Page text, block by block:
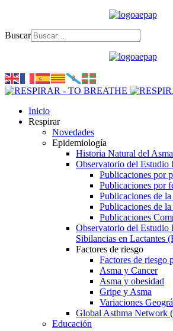
Buscar
Inicio
Respirar
Novedades
Epidemiología
Historia Natural del Asma
Observatorio del
Publicaciones por
Publicaciones por
Publicaciones de la
Publicaciones de la
Publicaciones
Observatorio del Estudio
Sibilancias en Lactantes
Factores de riesgo
Factores de riesgo
Asma y Cancer
Asma y obesidad
Gripe y Asma
Variaciones
Global Asthma Network
Educación